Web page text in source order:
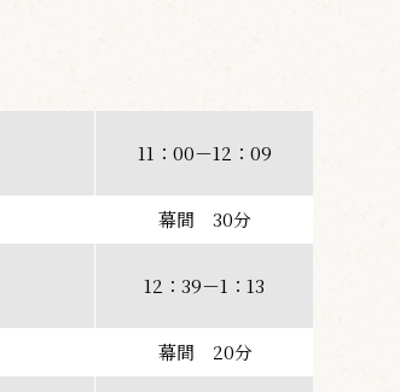
11：00－12：09
幕間 30分
12：39－1：13
幕間 20分